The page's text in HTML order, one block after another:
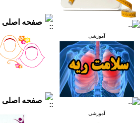
آموزشی
آموزشی
صفحه اصلی
صفحه اصلی